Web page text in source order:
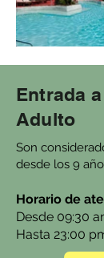
Entrada
Adulto
Son
desde los 9
Horario de
Desde 09:30
Hasta 23:00